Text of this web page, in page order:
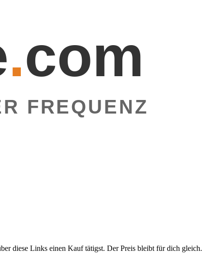
.com
FREQUENZ
diese Links einen Kauf tätigst. Der Preis bleibt für dich gleich.